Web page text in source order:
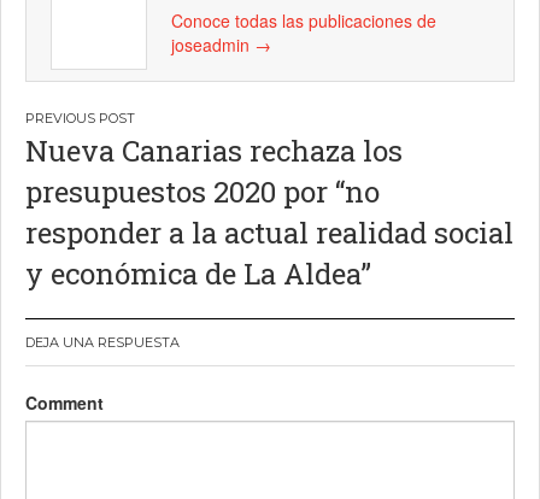
Conoce todas las publicaciones de
joseadmin →
Navegación
de
entradas
Nueva Canarias rechaza los
presupuestos 2020 por “no
responder a la actual realidad social
y económica de La Aldea”
DEJA UNA RESPUESTA
Comment